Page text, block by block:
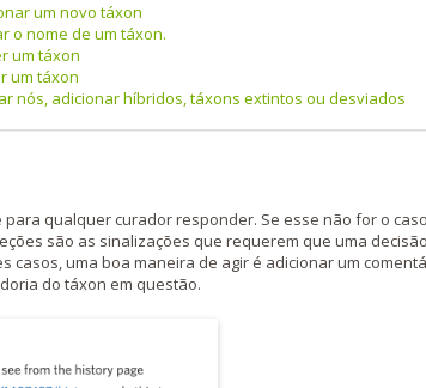
um novo táxon
o nome de um táxon.
um táxon
um táxon
nós, adicionar híbridos, táxons extintos ou desviados
qualquer curador responder. Se esse não for o
são as sinalizações que requerem que uma decisão
casos, uma boa maneira de agir é adicionar um
do táxon em questão.